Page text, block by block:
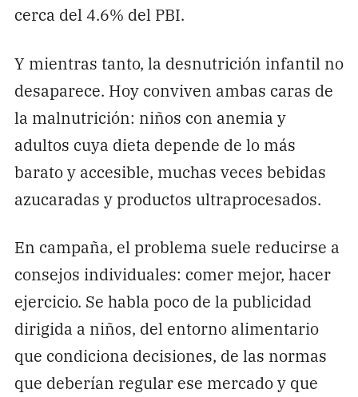
cerca del 4.6% del PBI.
Y mientras tanto, la desnutrición infantil no
desaparece. Hoy conviven ambas caras de
la malnutrición: niños con anemia y
adultos cuya dieta depende de lo más
barato y accesible, muchas veces bebidas
azucaradas y productos ultraprocesados.
En campaña, el problema suele reducirse a
consejos individuales: comer mejor, hacer
ejercicio. Se habla poco de la publicidad
dirigida a niños, del entorno alimentario
que condiciona decisiones, de las normas
que deberían regular ese mercado y que